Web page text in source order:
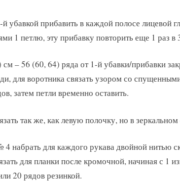
убавкой прибавить в каждой полосе лицевой
1 петлю, эту прибавку повторить еще 1 раз в
– 56 (60, 64) ряда от 1-й убавки/прибавки
для воротника связать узором со
затем петли временно оставить.
так же, как левую полочку, но в
набрать для каждого рукава двойной нитью
для планки после кромочной, начиная с 1
20 рядов резинкой.